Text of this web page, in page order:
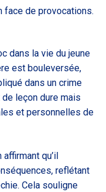
face de provocations.
dans la vie du jeune
est bouleversée,
dans un crime
leçon dure mais
et personnelles de
qu’il
reflétant
Cela souligne